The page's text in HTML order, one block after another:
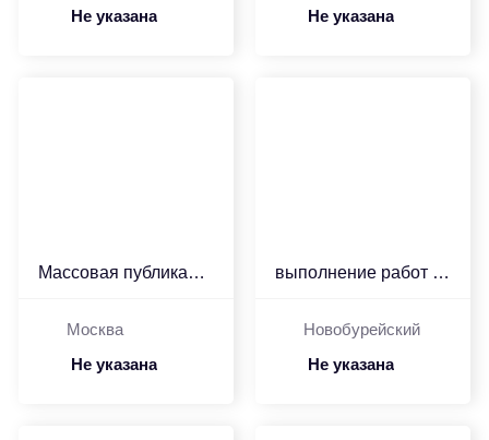
Не указана Не указана
Массовая публикация пре...
Не указана
Москва
выполнение работ по рем...
Не указана
Новобурейский